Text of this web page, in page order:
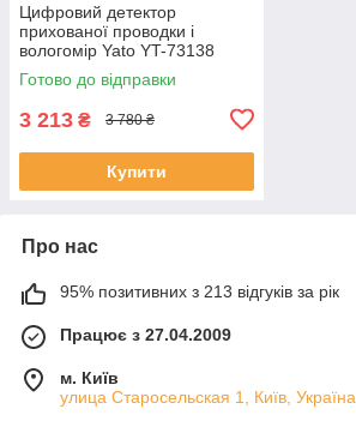
Цифровий детектор
прихованої проводки і
вологомір Yato YT-73138
(Польща)
Готово до відправки
3 213 ₴ 3 780 ₴
Купити
Про нас
95% позитивних з 213 відгуків за рік
Працює з 27.04.2009
м. Київ
улица Старосельская 1, Київ, Україна